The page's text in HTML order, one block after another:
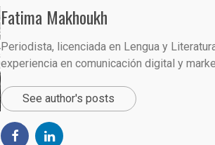
Fatima Makhoukh
Periodista, licenciada en Lengua y
experiencia en comunicación digital y
See author's posts